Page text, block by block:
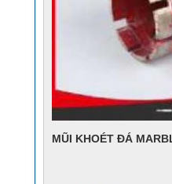
MŨI KHOÉT ĐÁ